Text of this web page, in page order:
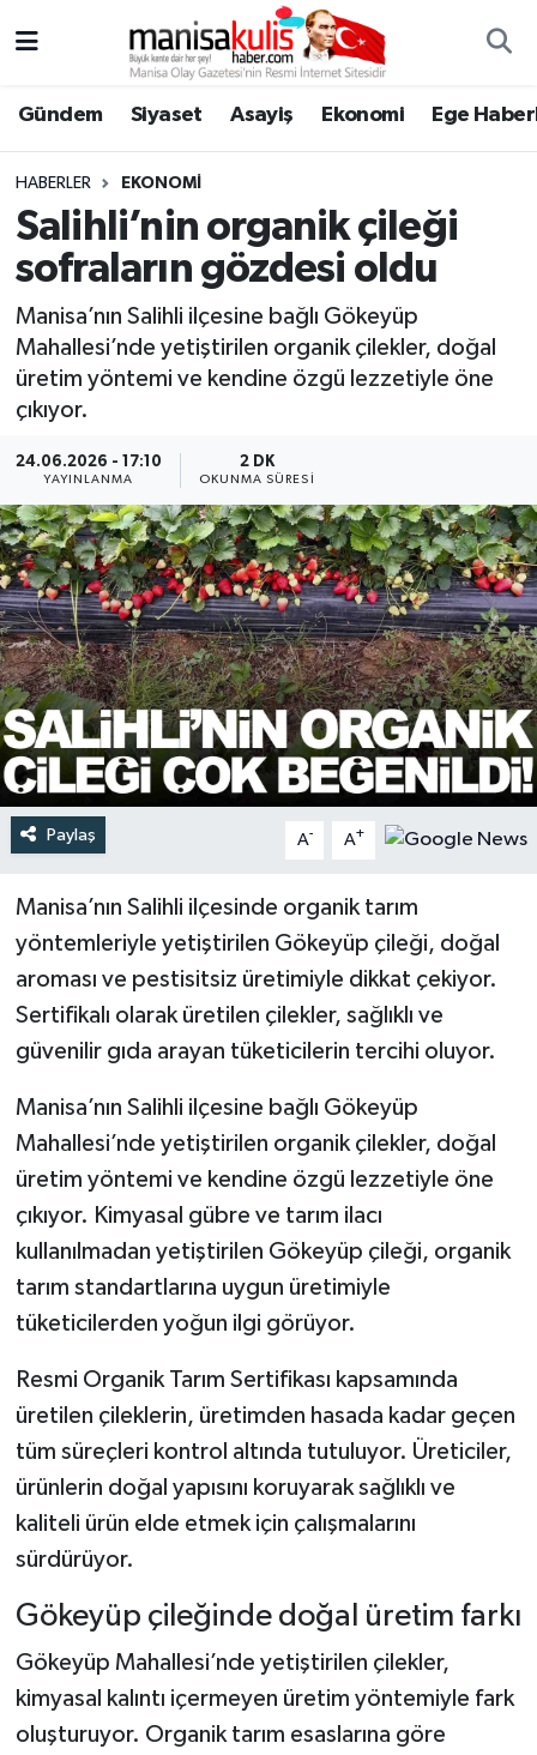
Gündem Siyaset Asayiş Ekonomi Ege
HABERLER EKONOMI
Salihli’nin organik çileği
sofraların gözdesi oldu
Manisa’nın Salihli ilçesine bağlı Gökeyüp
Mahallesi’nde yetiştirilen organik çilekler, doğal
üretim yöntemi ve kendine özgü lezzetiyle öne
çıkıyor.
24.06.2026 - 17:10
YAYINLANMA
2 DK
OKUNMA SÜRESI
Paylaş A- A+
Manisa’nın Salihli ilçesinde organik tarım
yöntemleriyle yetiştirilen Gökeyüp çileği, doğal
aroması ve pestisitsiz üretimiyle dikkat çekiyor.
Sertifikalı olarak üretilen çilekler, sağlıklı ve
güvenilir gıda arayan tüketicilerin tercihi oluyor.
Manisa’nın Salihli ilçesine bağlı Gökeyüp
Mahallesi’nde yetiştirilen organik çilekler, doğal
üretim yöntemi ve kendine özgü lezzetiyle öne
çıkıyor. Kimyasal gübre ve tarım ilacı
kullanılmadan yetiştirilen Gökeyüp çileği, organik
tarım standartlarına uygun üretimiyle
tüketicilerden yoğun ilgi görüyor.
Resmi Organik Tarım Sertifikası kapsamında
üretilen çileklerin, üretimden hasada kadar geçen
tüm süreçleri kontrol altında tutuluyor. Üreticiler,
ürünlerin doğal yapısını koruyarak sağlıklı ve
kaliteli ürün elde etmek için çalışmalarını
sürdürüyor.
Gökeyüp çileğinde doğal üretim farkı
Gökeyüp Mahallesi’nde yetiştirilen çilekler,
kimyasal kalıntı içermeyen üretim yöntemiyle fark
oluşturuyor. Organik tarım esaslarına göre
Ege Haberleri
Ekonomi
Genel
Gündem
Resmi İlan
Siyaset
Spor
Türkiye
Yaşam
Yunusemre Hava Durumu
Yunusemre Trafik Yoğunluk Haritası
Süper Lig Puan Durumu ve Fikstür
Tüm Manşetler
Son Dakika Haberleri
Haber Arşivi